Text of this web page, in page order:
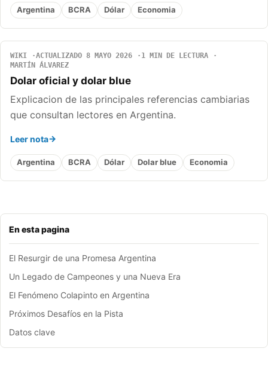
En esta pagina
El Resurgir de una Promesa Argentina
Un Legado de Campeones y una Nueva Era
El Fenómeno Colapinto en Argentina
Próximos Desafíos en la Pista
Datos clave
Argentina BCRA Dólar Economia
WIKI ACTUALIZADO 8 MAYO 2026
1 MIN DE LECTURA
MARTÍN ÁLVAREZ
Dolar oficial y dolar blue
Explicacion de las principales referencias cambiarias
que consultan lectores en Argentina.
Leer nota
Argentina BCRA Dólar Dolar blue Economia